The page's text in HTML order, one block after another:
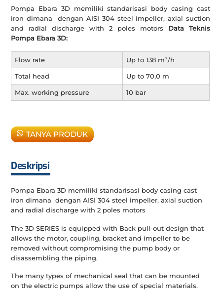
Pompa Ebara 3D memiliki standarisasi body casing cast
iron dimana dengan AISI 304 steel impeller, axial suction
and radial discharge with 2 poles motors Data Teknis
Pompa Ebara 3D:
Flow rate Up to 138 m³/h
Total head Up to 70,0 m
Max. working pressure 10 bar
TANYA PRODUK
Deskripsi
Pompa Ebara 3D memiliki standarisasi body casing cast
iron dimana dengan AISI 304 steel impeller, axial suction
and radial discharge with 2 poles motors
The 3D SERIES is equipped with Back pull-out design that
allows the motor, coupling, bracket and impeller to be
removed without compromising the pump body or
disassembling the piping.
The many types of mechanical seal that can be mounted
on the electric pumps allow the use of special materials.